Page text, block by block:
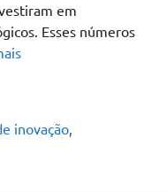
em
Esses números
inovação,